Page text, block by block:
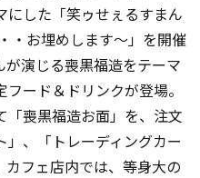
にした「笑ゥせぇるすまん
・お埋めします～」を開催
が演じる喪黒福造をテーマ
ード＆ドリンクが登場。
「喪黒福造お面」を、注文
、「トレーディングカー
カフェ店内では、等身大の